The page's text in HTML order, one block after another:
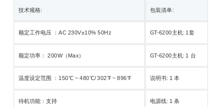
技术规格: 包装清单:
额定工作电压 ：AC 230V±10% 50Hz GT-6200主机: 1套
额定功率： 200W（Max） GT-6200主机: 1 台
温度设定范围 ：150℃ ~ 480℃/ 302℉ ~ 896℉ 说明书: 1 本
待机功能：支持 电源线: 1 条